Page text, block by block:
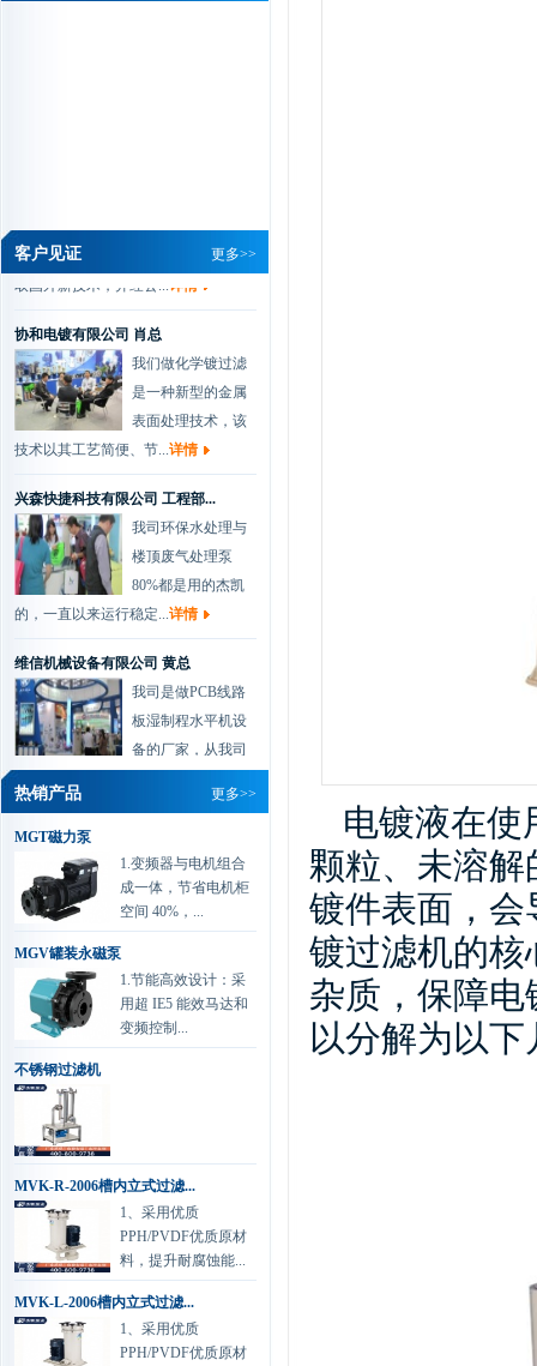
更多>>
客户见证
磁力泵的基础上吸
取国外新技术，并经公...
协和电镀有限公司 肖总
我们做化学镀过滤
是一种新型的金属
表面处理技术，该
技术以其工艺简便、节...详情
兴森快捷科技有限公司 工程部...
我司环保水处理与
楼顶废气处理泵
80%都是用的杰凯
的，一直以来运行稳定...详情
维信机械设备有限公司 黄总
我司是做PCB线路
板湿制程水平机设
备的厂家，从我司
开厂以来，一直都是...详情
华通电脑有限公司 刘经理
众多用户要求，在
磁力泵的基础上吸
取国外新技术，并经公... 详情
协和电镀有限公司 肖总
我们做化学镀过滤
是一种新型的金属
技术以其工艺简便、节...
兴森快捷科技有限公司 工程部...
我司环保水处理与
楼顶废气处理泵
80%都是用的杰凯
的，一直以来运行稳定...
详情
更多>>
热销产品
MGT磁力泵
1.变频器与电机组合
成一体，节省电机柜
空间 40%，...
MGV罐装永磁泵
1.节能高效设计：采
用超 IE5 能效马达和
变频控制...
不锈钢过滤机
MVK-R-2006槽内立式过滤...
1、采用优质
PPH/PVDF优质原材
料，提升耐腐蚀能...
MVK-L-2006槽内立式过滤...
1、采用优质
PPH/PVDF优质原材
电镀液在使
颗粒、未溶解
镀件表面，会
镀过滤机的核
杂质，保障
以分解为以下